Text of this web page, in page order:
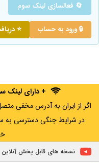
🔄 فعالسازی لینک سوم
🔒 ورود به حساب ⭐
+ دارای لینک
در شرایط جنگی دسترسی به
نسخه های قابل پخش آنلاین